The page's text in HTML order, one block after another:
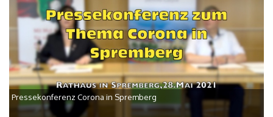
Pressekonferenz Corona in Spremberg